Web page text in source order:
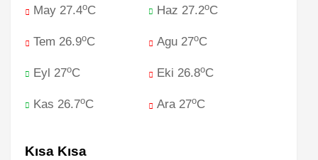
May 27.4oC Haz 27.2oC
Tem 26.9oC Agu 27oC
Eyl 27oC Eki 26.8oC
Kas 26.7oC Ara 27oC
Kısa Kısa